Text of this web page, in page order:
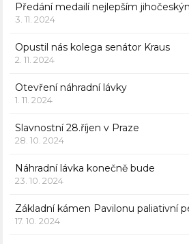
Předání medailí nejlepším
3. 11. 2024
Opustil nás kolega senátor Kraus
2. 11. 2024
Otevření náhradní lávky
1. 11. 2024
Slavnostní 28.říjen v Praze
28. 10. 2024
Náhradní lávka konečně bude
23. 10. 2024
Základní kámen Pavilonu paliativní
17. 10. 2024